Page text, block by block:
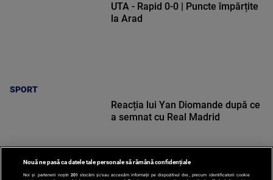
SPORT
UTA - Rapid 0-0 | Puncte împărțite
la Arad
Reacția lui Yan Diomande după ce
a semnat cu Real Madrid
Nouă ne pasă ca datele tale personale să rămână confidențiale
Noi și partenerii noștri 201 stocăm și/sau accesăm informații pe dispozitivul dvs., precum identificatorii cookie